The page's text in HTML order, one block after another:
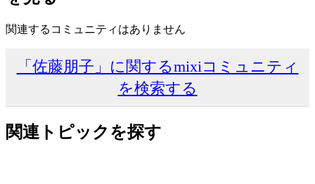
関連するコミュニティはありません
「佐藤朋子」に関するmixiコミュニティ
を検索する
関連トピックを探す